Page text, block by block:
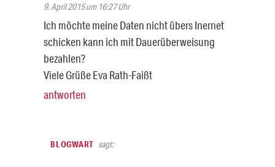
9. April 2015 um 16:27 Uhr
Ich möchte meine Daten nicht übers Inernet
schicken kann ich mit Dauerüberweisung
bezahlen?
Viele Grüße Eva Rath-Faißt
antworten
BLOGWART sagt: